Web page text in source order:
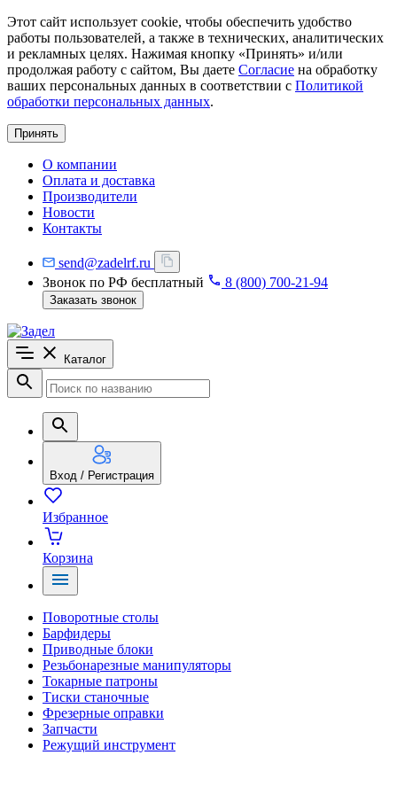
Этот сайт использует cookie, чтобы обеспечить удобство
работы пользователей, а также в технических, аналитических
и рекламных целях. Нажимая кнопку «Принять» и/или
продолжая работу с сайтом, Вы даете Согласие на обработку
ваших персональных данных в соответствии с Политикой
обработки персональных данных.
Принять
О компании
Оплата и доставка
Производители
Новости
Контакты
send@zadelrf.ru
Звонок по РФ бесплатный
8 (800) 700-21-94
Заказать звонок
Каталог
Вход / Регистрация
Избранное
Корзина
Поворотные столы
Барфидеры
Приводные блоки
Резьбонарезные манипуляторы
Токарные патроны
Тиски станочные
Фрезерные оправки
Запчасти
Режущий инструмент